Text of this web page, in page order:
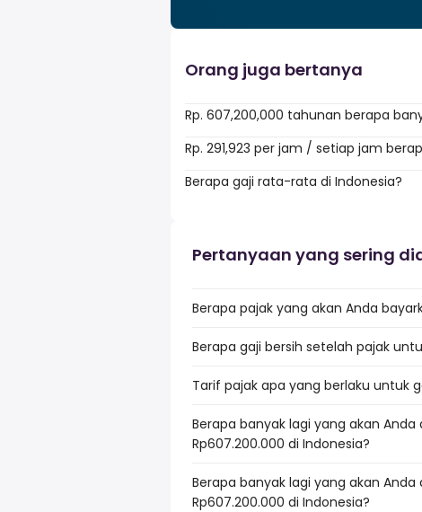
Orang juga bertanya
Rp. 607,200,000 tahunan berapa
Rp. 291,923 per jam / setiap jam
Berapa gaji rata-rata di Indonesia?
Pertanyaan yang sering
Berapa pajak yang akan Anda
Berapa gaji bersih setelah pajak
Tarif pajak apa yang berlaku untuk
Berapa banyak lagi yang akan
Rp607.200.000 di Indonesia?
Berapa banyak lagi yang akan
Rp607.200.000 di Indonesia?